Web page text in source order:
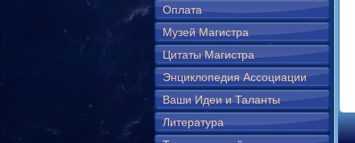
Оплата
Музей Магистра
Цитаты Магистра
Энциклопедия Ассоциации
Ваши Идеи и Таланты
Литература